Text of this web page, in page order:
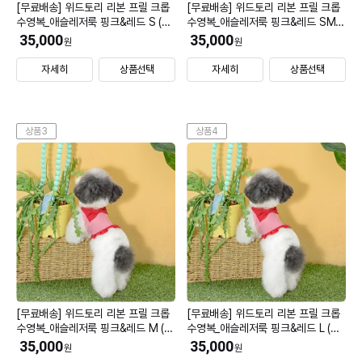
[무료배송] 위드토리 리본 프릴 크롭
수영복_애슬레저룩 핑크&레드 S (모
자 미선택)
35,000원
자세히 상품선택
[무료배송] 위드토리 리본 프릴 크롭
수영복_애슬레저룩 핑크&레드 SM
(모자 미선택)
35,000원
자세히 상품선택
상품3
[무료배송] 위드토리 리본 프릴 크롭
수영복_애슬레저룩 핑크&레드 M (모
자 미선택)
35,000원
상품4
[무료배송] 위드토리 리본 프릴 크롭
수영복_애슬레저룩 핑크&레드 L (모
자 미선택)
35,000원